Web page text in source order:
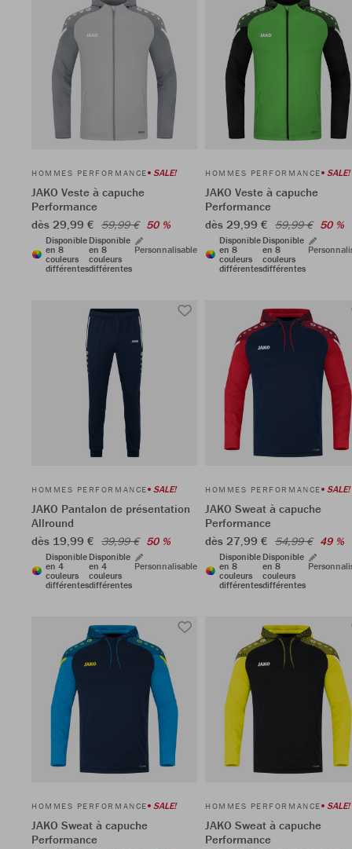
HOMMES PERFORMANCE SALE!
JAKO Veste à capuche
Performance
dès 29,99 € 59,99 € 50 %
Disponible
en 8
couleurs
différentes
Disponible
en 8
couleurs
différentes
Personnalisable
HOMMES PERFORMANCE SALE!
JAKO Veste à capuche
Performance
dès 29,99 € 59,99 € 50 %
Disponible
en 8
couleurs
différentes
Disponible
en 8
couleurs
différentes
HOMMES PERFORMANCE SALE!
JAKO Pantalon de présentation
Allround
dès 19,99 € 39,99 € 50 %
Disponible
en 4
couleurs
différentes
Disponible
en 4
couleurs
différentes
Personnalisable
HOMMES PERFORMANCE SALE!
JAKO Sweat à capuche
Performance
dès 27,99 € 54,99 € 49 %
Disponible
en 8
couleurs
différentes
Disponible
en 8
couleurs
différentes
HOMMES PERFORMANCE SALE!
JAKO Sweat à capuche
Performance
HOMMES PERFORMANCE SALE!
JAKO Sweat à capuche
Performance